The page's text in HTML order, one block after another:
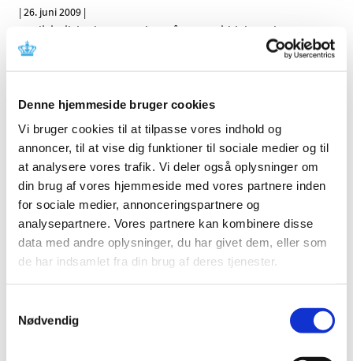
Denne hjemmeside bruger cookies
Vi bruger cookies til at tilpasse vores indhold og
annoncer, til at vise dig funktioner til sociale medier og til
at analysere vores trafik. Vi deler også oplysninger om
din brug af vores hjemmeside med vores partnere inden
for sociale medier, annonceringspartnere og
analysepartnere. Vores partnere kan kombinere disse
data med andre oplysninger, du har givet dem, eller som
de har indsamlet fra din brug af deres tjenester.
Nødvendig
|26. juni 2009 |
Medicintilskudsnævnet har på Lægemiddelstyrelsens
foranledning revurderet tilskudsstatus for lægemidler,…
juli 2009
|9. juni 2009|
Medicintilskudsnævnet og Lægemiddelstyrelsen har
gennemgået lægemidler til behandling af…
Tilskudsstatus for lægemidler i ATC-gruppe
A06 og A02AA04, laksantia: Høringssvar på
Medicintilskudsnævnets indstilling
| 3. juni 2009|
Medicintilskudsnævnets indstilling vedrørende fremtidig